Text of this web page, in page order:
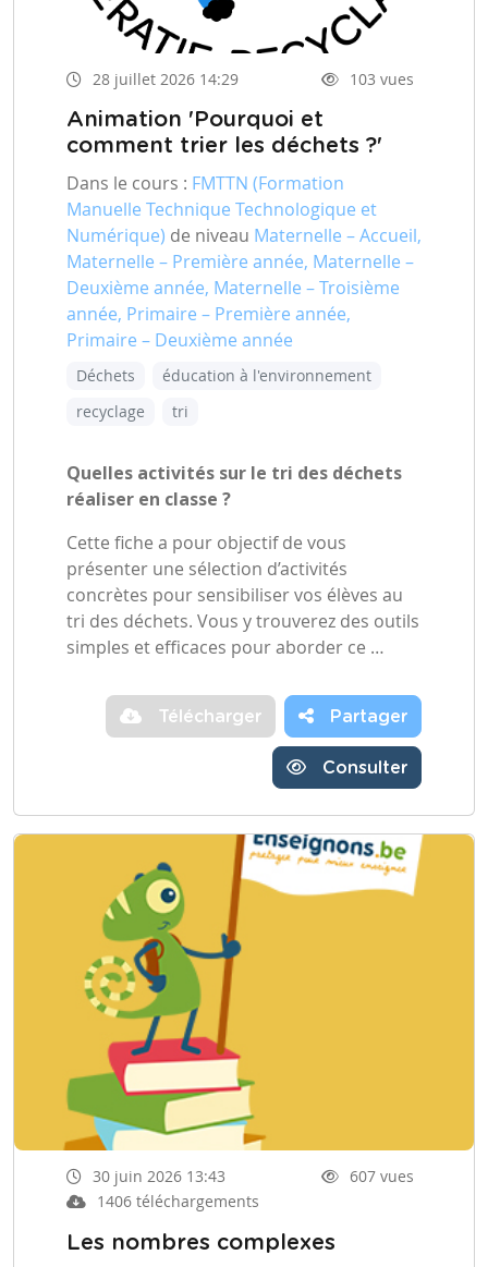
28 juillet 2026 14:29 103 vues
Animation 'Pourquoi et
comment trier les déchets ?'
Dans le cours : FMTTN (Formation
Manuelle Technique Technologique et
Numérique) de niveau Maternelle – Accueil,
Maternelle – Première année, Maternelle –
Deuxième année, Maternelle – Troisième
année, Primaire – Première année,
Primaire – Deuxième année
Déchets
éducation à l'environnement
recyclage
tri
Quelles activités sur le tri des déchets
réaliser en classe ?
Cette fiche a pour objectif de vous
présenter une sélection d’activités
concrètes pour sensibiliser vos élèves au
tri des déchets. Vous y trouverez des outils
simples et efficaces pour aborder ce …
Télécharger Partager
Consulter
30 juin 2026 13:43
607 vues
1406 téléchargements
Les nombres complexes